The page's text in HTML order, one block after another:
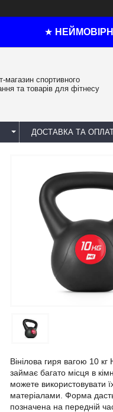
★
магазин спортивного
та товарів для фітнесу
ДОСТАВКА ТА
Вінілова гиря вагою 10
займає багато місця в
можете використовувати
матеріалами. Форма дасть
позначена на передній